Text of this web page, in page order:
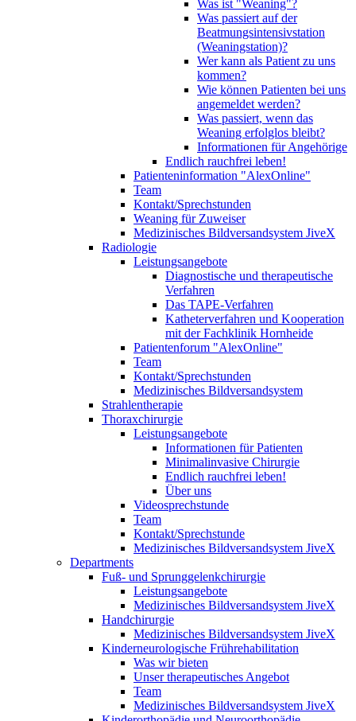
Was ist "Weaning"?
Was passiert auf der
Beatmungsintensivstation
(Weaningstation)?
Wer kann als Patient zu uns
kommen?
Wie können Patienten bei uns
angemeldet werden?
Was passiert, wenn das
Weaning erfolglos bleibt?
Informationen für Angehörige
Endlich rauchfrei leben!
Patienteninformation "AlexOnline"
Team
Kontakt/Sprechstunden
Weaning für Zuweiser
Medizinisches Bildversandsystem JiveX
Radiologie
Leistungsangebote
Diagnostische und therapeutische
Verfahren
Das TAPE-Verfahren
Katheterverfahren und Kooperation
mit der Fachklinik Hornheide
Patientenforum "AlexOnline"
Team
Kontakt/Sprechstunden
Medizinisches Bildversandsystem
Strahlentherapie
Thoraxchirurgie
Leistungsangebote
Informationen für Patienten
Minimalinvasive Chirurgie
Endlich rauchfrei leben!
Über uns
Videosprechstunde
Team
Kontakt/Sprechstunde
Medizinisches Bildversandsystem JiveX
Departments
Fuß- und Sprunggelenkchirurgie
Leistungsangebote
Medizinisches Bildversandsystem JiveX
Handchirurgie
Medizinisches Bildversandsystem JiveX
Kinderneurologische Frührehabilitation
Was wir bieten
Unser therapeutisches Angebot
Team
Medizinisches Bildversandsystem JiveX